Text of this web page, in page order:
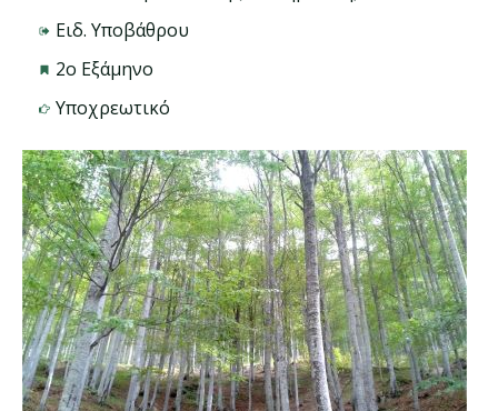
Ειδ. Υποβάθρου
2ο Εξάμηνο
Υποχρεωτικό